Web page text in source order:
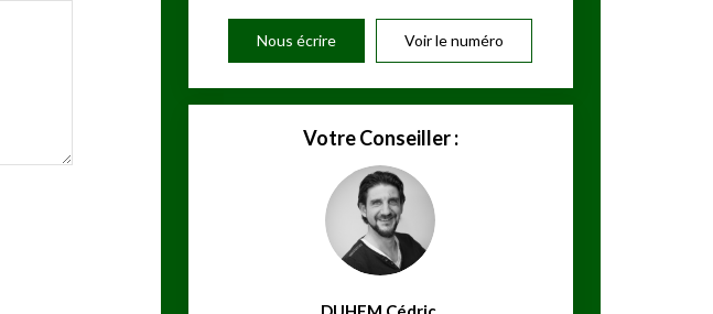
Nous écrire Voir le numéro
Votre Conseiller :